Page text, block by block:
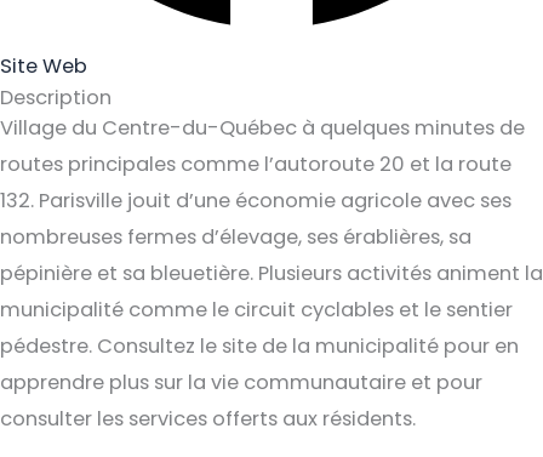
Site Web
Description
Village du Centre-du-Québec à quelques minutes de
routes principales comme l’autoroute 20 et la route
132. Parisville jouit d’une économie agricole avec ses
nombreuses fermes d’élevage, ses érablières, sa
pépinière et sa bleuetière. Plusieurs activités animent la
municipalité comme le circuit cyclables et le sentier
pédestre. Consultez le site de la municipalité pour en
apprendre plus sur la vie communautaire et pour
consulter les services offerts aux résidents.